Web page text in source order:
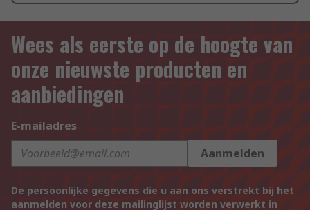
Wees als eerste op de hoogte van
onze nieuwste producten en
aanbiedingen
E-mailadres
Aanmelden
De persoonlijke gegevens die u aan ons verstrekt bij het
aanmelden voor deze mailinglijst worden verwerkt in